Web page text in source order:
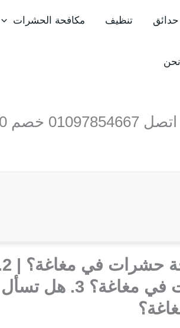
تنظيف مكافحة الحشرات
70%
1.
ضرورة شركة مكافحة الحشرات في